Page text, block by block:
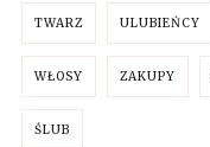
TWARZ ULUBIEŃCY
WŁOSY ZAKUPY
ŚLUB